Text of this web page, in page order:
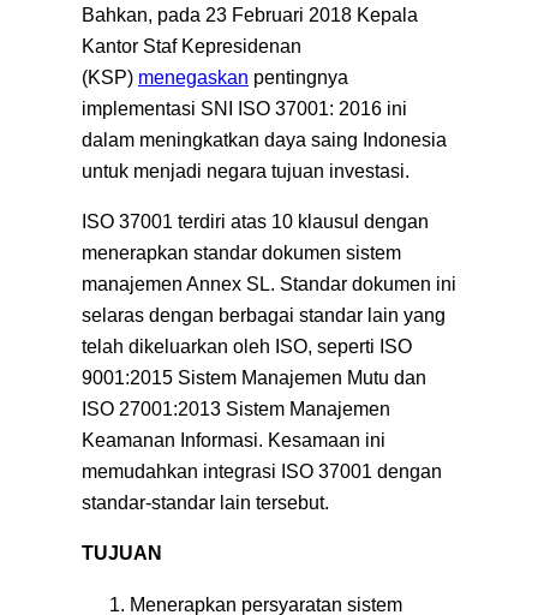
Bahkan, pada 23 Februari 2018 Kepala
Kantor Staf Kepresidenan
(KSP) menegaskan pentingnya
implementasi SNI ISO 37001: 2016 ini
dalam meningkatkan daya saing Indonesia
untuk menjadi negara tujuan investasi.
ISO 37001 terdiri atas 10 klausul dengan
menerapkan standar dokumen sistem
manajemen Annex SL. Standar dokumen ini
selaras dengan berbagai standar lain yang
telah dikeluarkan oleh ISO, seperti ISO
9001:2015 Sistem Manajemen Mutu dan
ISO 27001:2013 Sistem Manajemen
Keamanan Informasi. Kesamaan ini
memudahkan integrasi ISO 37001 dengan
standar-standar lain tersebut.
TUJUAN
Menerapkan persyaratan sistem